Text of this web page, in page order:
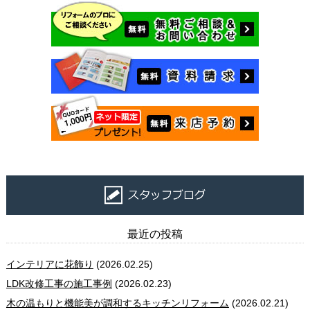
最近の投稿
インテリアに花飾り (2026.02.25)
LDK改修工事の施工事例 (2026.02.23)
木の温もりと機能美が調和するキッチンリフォーム (2026.02.21)